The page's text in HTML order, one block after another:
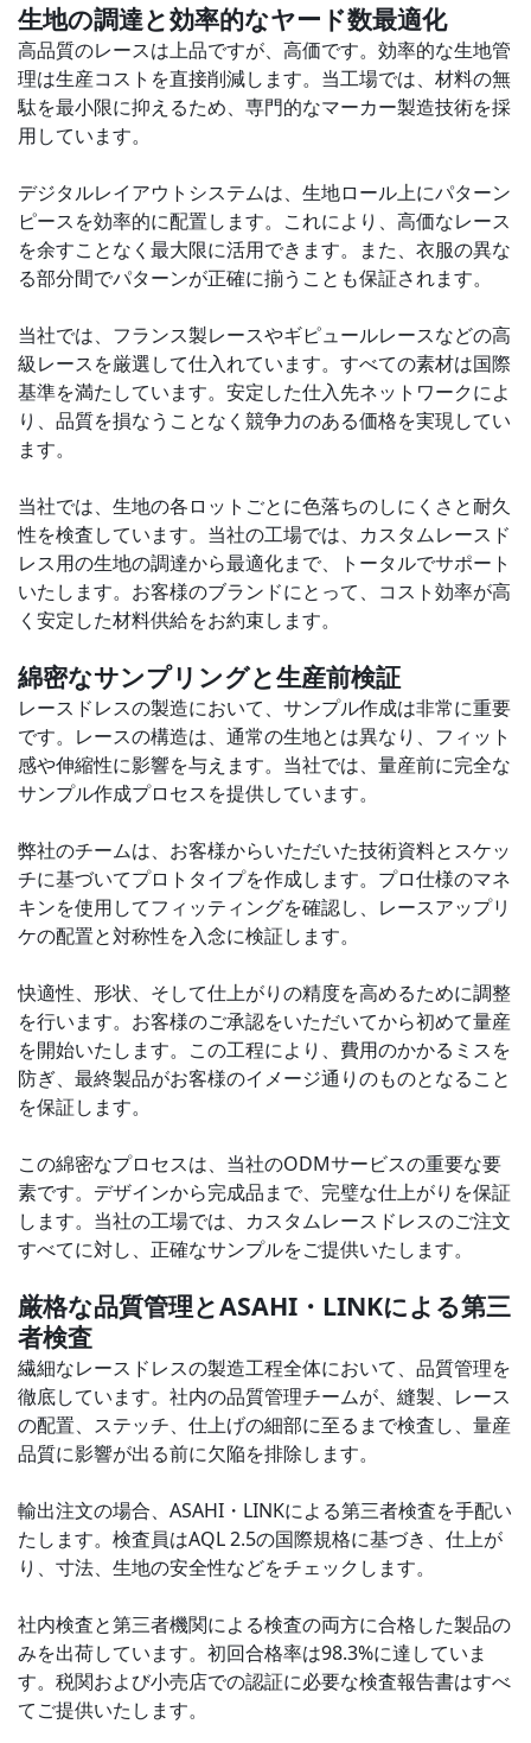
生地の調達と効率的なヤード数最適化
高品質のレースは上品ですが、高価です。効率的な生地管
理は生産コストを直接削減します。当工場では、材料の無
駄を最小限に抑えるため、専門的なマーカー製造技術を採
用しています。
デジタルレイアウトシステムは、生地ロール上にパターン
ピースを効率的に配置します。これにより、高価なレース
を余すことなく最大限に活用できます。また、衣服の異な
る部分間でパターンが正確に揃うことも保証されます。
当社では、フランス製レースやギピュールレースなどの高
級レースを厳選して仕入れています。すべての素材は国際
基準を満たしています。安定した仕入先ネットワークによ
り、品質を損なうことなく競争力のある価格を実現してい
ます。
当社では、生地の各ロットごとに色落ちのしにくさと耐久
性を検査しています。当社の工場では、カスタムレースド
レス用の生地の調達から最適化まで、トータルでサポート
いたします。お客様のブランドにとって、コスト効率が高
く安定した材料供給をお約束します。
綿密なサンプリングと生産前検証
レースドレスの製造において、サンプル作成は非常に重要
です。レースの構造は、通常の生地とは異なり、フィット
感や伸縮性に影響を与えます。当社では、量産前に完全な
サンプル作成プロセスを提供しています。
弊社のチームは、お客様からいただいた技術資料とスケッ
チに基づいてプロトタイプを作成します。プロ仕様のマネ
キンを使用してフィッティングを確認し、レースアップリ
ケの配置と対称性を入念に検証します。
快適性、形状、そして仕上がりの精度を高めるために調整
を行います。お客様のご承認をいただいてから初めて量産
を開始いたします。この工程により、費用のかかるミスを
防ぎ、最終製品がお客様のイメージ通りのものとなること
を保証します。
この綿密なプロセスは、当社のODMサービスの重要な要
素です。デザインから完成品まで、完璧な仕上がりを保証
します。当社の工場では、カスタムレースドレスのご注文
すべてに対し、正確なサンプルをご提供いたします。
厳格な品質管理とASAHI・LINKによる第三
者検査
繊細なレースドレスの製造工程全体において、品質管理を
徹底しています。社内の品質管理チームが、縫製、レース
の配置、ステッチ、仕上げの細部に至るまで検査し、量産
品質に影響が出る前に欠陥を排除します。
輸出注文の場合、ASAHI・LINKによる第三者検査を手配い
たします。検査員はAQL 2.5の国際規格に基づき、仕上が
り、寸法、生地の安全性などをチェックします。
社内検査と第三者機関による検査の両方に合格した製品の
みを出荷しています。初回合格率は98.3%に達していま
す。税関および小売店での認証に必要な検査報告書はすべ
てご提供いたします。